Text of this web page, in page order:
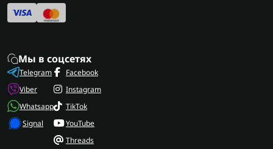
Мы в соцсетях
Telegram
Viber
Whatsapp
Signal
Facebook
Instagram
TikTok
YouTube
Threads